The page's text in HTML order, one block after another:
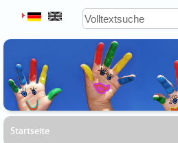
Startseite